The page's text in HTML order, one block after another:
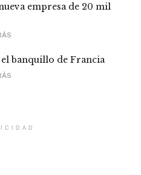
empresa de 20 mil
banquillo de Francia